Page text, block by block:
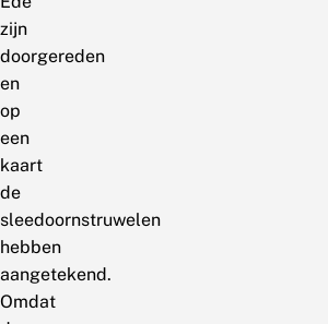
zijn
doorgereden
en
op
een
kaart
de
sleedoornstruwelen
hebben
aangetekend.
Omdat